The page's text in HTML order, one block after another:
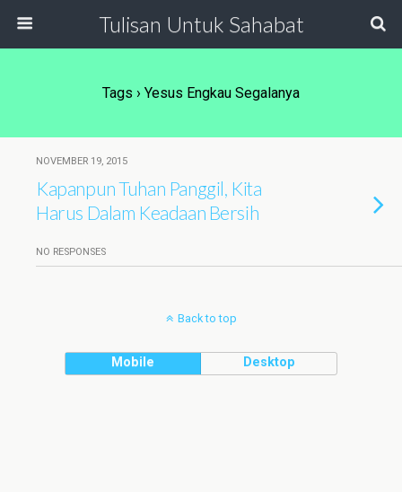
Tulisan Untuk Sahabat
Tags › Yesus Engkau Segalanya
NOVEMBER 19, 2015
Kapanpun Tuhan Panggil, Kita
Harus Dalam Keadaan Bersih
NO RESPONSES
Back to top
Mobile Desktop